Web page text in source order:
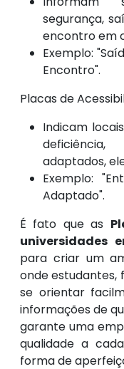
segurança,
encontro em
Exemplo:
Encontro".
Placas de
Indicam
adaptados,
Exemplo:
Adaptado".
É fato que as
universidades
para criar um
onde estudantes,
se orientar
informações de
garante uma
qualidade a
forma de